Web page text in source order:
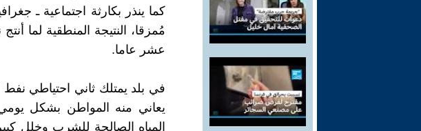
كما ينذر بكارثة اجتماعية ـ
مُمزقا، النتيجة المنطقية لما
عشر عاما.
في بلد يمتلك ثاني احتياطي نفط
يعاني منه المواطن بشكل
المياه الصالحة للشرب وخلل